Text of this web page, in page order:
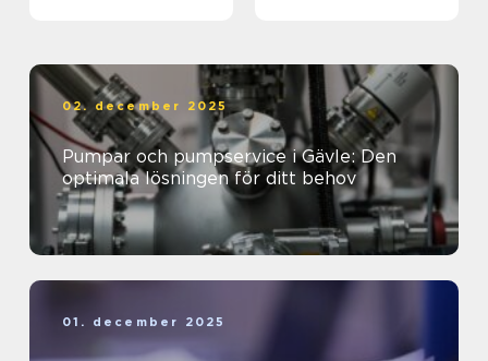
02. december 2025
Pumpar och pumpservice i Gävle: Den
optimala lösningen för ditt behov
01. december 2025